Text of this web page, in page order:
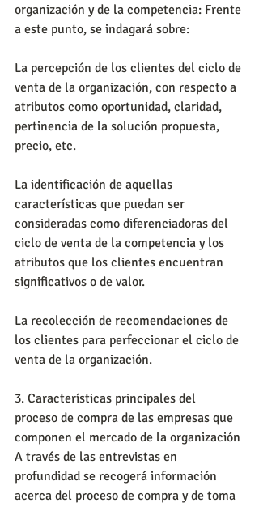
organización y de la competencia: Frente
a este punto, se indagará sobre:
La percepción de los clientes del ciclo de
venta de la organización, con respecto a
atributos como oportunidad, claridad,
pertinencia de la solución propuesta,
precio, etc.
La identificación de aquellas
características que puedan ser
consideradas como diferenciadoras del
ciclo de venta de la competencia y los
atributos que los clientes encuentran
significativos o de valor.
La recolección de recomendaciones de
los clientes para perfeccionar el ciclo de
venta de la organización.
3. Características principales del
proceso de compra de las empresas que
componen el mercado de la organización
A través de las entrevistas en
profundidad se recogerá información
acerca del proceso de compra y de toma